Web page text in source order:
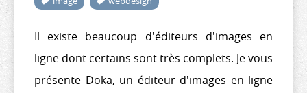
Il existe beaucoup d'éditeurs d'images en
ligne dont certains sont très complets. Je vous
présente Doka, un éditeur d'images en ligne